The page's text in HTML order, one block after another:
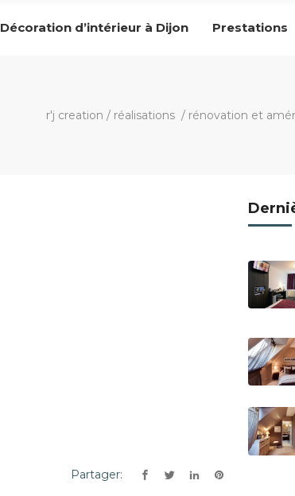
Décoration d’intérieur à Dijon Prestations
r'j creation / réalisations / rénovation et
Partager: